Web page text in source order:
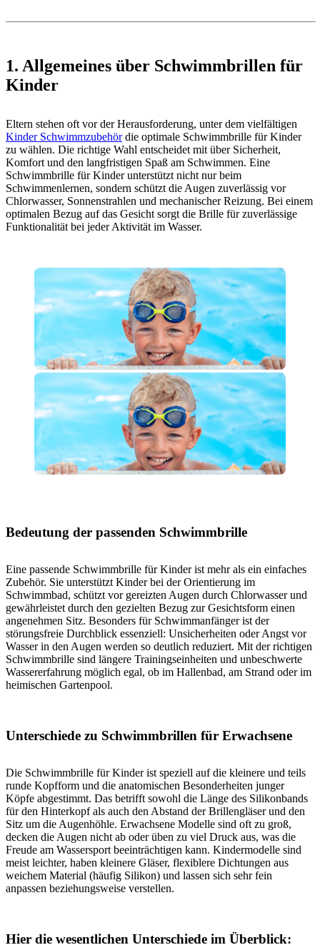
1. Allgemeines über Schwimmbrillen für
Kinder
Eltern stehen oft vor der Herausforderung, unter dem vielfältigen
Kinder Schwimmzubehördie optimale Schwimmbrille für Kinder
zu wählen. Die richtige Wahl entscheidet mit über Sicherheit,
Komfort und den langfristigen Spaß am Schwimmen. Eine
Schwimmbrille für Kinder unterstützt nicht nur beim
Schwimmenlernen, sondern schützt die Augen zuverlässig vor
Chlorwasser, Sonnenstrahlen und mechanischer Reizung. Bei einem
optimalen Bezug auf das Gesicht sorgt die Brille für zuverlässige
Funktionalität bei jeder Aktivität im Wasser.
Bedeutung der passenden Schwimmbrille
Eine passende Schwimmbrille für Kinder ist mehr als ein einfaches
Zubehör. Sie unterstützt Kinder bei der Orientierung im
Schwimmbad, schützt vor gereizten Augen durch Chlorwasser und
gewährleistet durch den gezielten Bezug zur Gesichtsform einen
angenehmen Sitz. Besonders für Schwimmanfänger ist der
störungsfreie Durchblick essenziell: Unsicherheiten oder Angst vor
Wasser in den Augen werden so deutlich reduziert. Mit der richtigen
Schwimmbrille sind längere Trainingseinheiten und unbeschwerte
Wassererfahrung möglich egal, ob im Hallenbad, am Strand oder im
heimischen Gartenpool.
Unterschiede zu Schwimmbrillen für Erwachsene
Die Schwimmbrille für Kinder ist speziell auf die kleinere und teils
runde Kopfform und die anatomischen Besonderheiten junger
Köpfe abgestimmt. Das betrifft sowohl die Länge des Silikonbands
für den Hinterkopf als auch den Abstand der Brillengläser und den
Sitz um die Augenhöhle. Erwachsene Modelle sind oft zu groß,
decken die Augen nicht ab oder üben zu viel Druck aus, was die
Freude am Wassersport beeinträchtigen kann. Kindermodelle sind
meist leichter, haben kleinere Gläser, flexiblere Dichtungen aus
weichem Material (häufig Silikon) und lassen sich sehr fein
anpassen beziehungsweise verstellen.
Hier die wesentlichen Unterschiede im Überblick: